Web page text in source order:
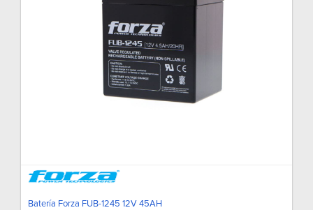
Batería Forza FUB-1245 12V 45AH